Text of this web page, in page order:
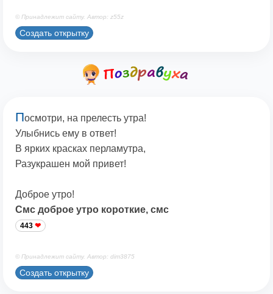
© Принадлежит сайту. Автор: z55z
Создать открытку
Посмотри, на прелесть утра!
Улыбнись ему в ответ!
В ярких красках перламутра,
Разукрашен мой привет!
Доброе утро!
Смс доброе утро короткие, смс
443
© Принадлежит сайту. Автор: dim3875
Создать открытку